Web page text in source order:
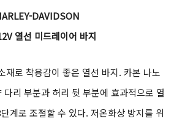
DAVIDSON
열선 미드레이어 바지
재로 착용감이 좋은 열선 바지. 카본 나노
리 부분과 허리 뒷 부분에 효과적으로 열
계로 조절할 수 있다. 저온화상 방지를 위